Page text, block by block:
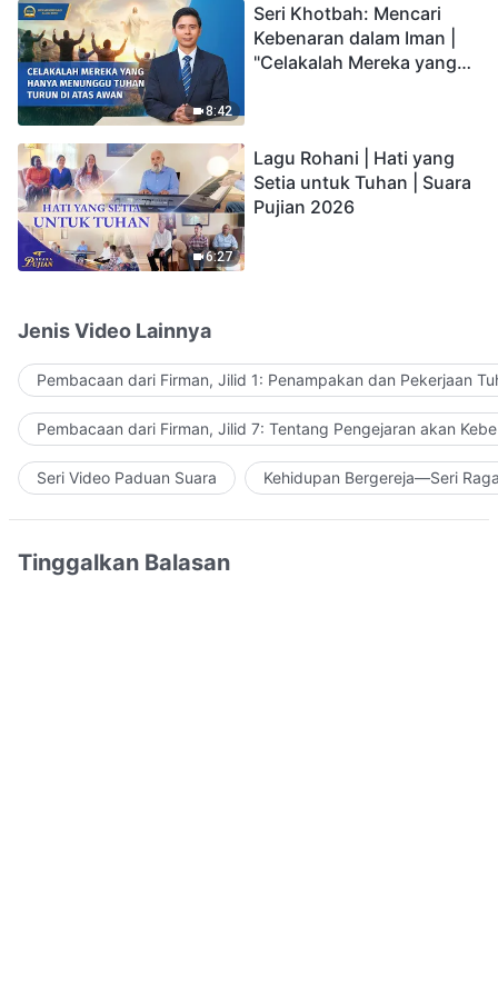
8:42
Seri Khotbah: Mencari
Kebenaran dalam Iman |
"Celakalah Mereka yang
6:27
Lagu Rohani | Hati yang
Setia untuk Tuhan | Suara
Pujian 2026
Jenis Video Lainnya
Pembacaan dari Firman, Jilid 1: Penampakan dan Pekerjaan
Pembacaan dari Firman, Jilid 7: Tentang Pengejaran akan
Seri Video Paduan Suara Kehidupan Bergereja—Seri
Tinggalkan Balasan